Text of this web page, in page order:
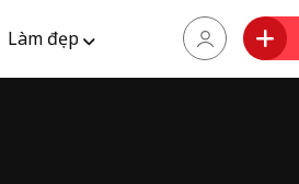
Làm đẹp